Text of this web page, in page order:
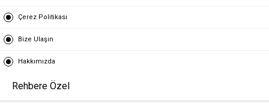
Çerez Politikası
Bize Ulaşın
Hakkımızda
Rehbere Özel